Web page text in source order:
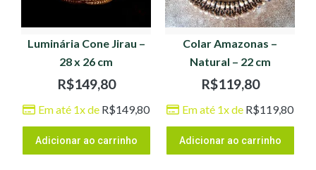
Luminária Cone Jirau –
28 x 26 cm
R$149,80
Em até 1x de R$149,80
Adicionar ao carrinho
Colar Amazonas –
Natural – 22 cm
R$119,80
Em até 1x de R$119,80
Adicionar ao carrinho